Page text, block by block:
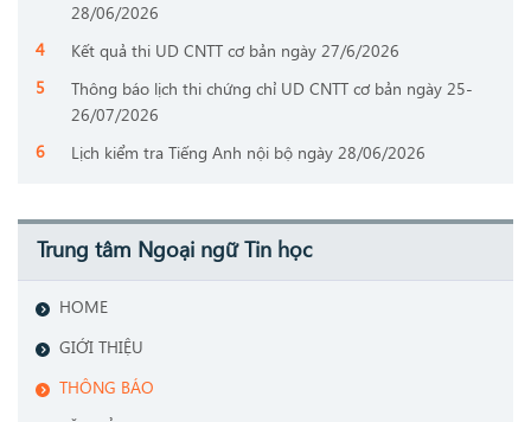
28/06/2026
Kết quả thi UD CNTT cơ bản ngày 27/6/2026
Thông báo lịch thi chứng chỉ UD CNTT cơ bản ngày 25-
26/07/2026
Lịch kiểm tra Tiếng Anh nội bộ ngày 28/06/2026
Trung tâm Ngoại ngữ Tin học
HOME
GIỚI THIỆU
THÔNG BÁO